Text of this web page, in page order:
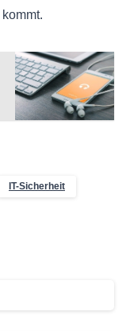
kommt.
IT-Sicherheit